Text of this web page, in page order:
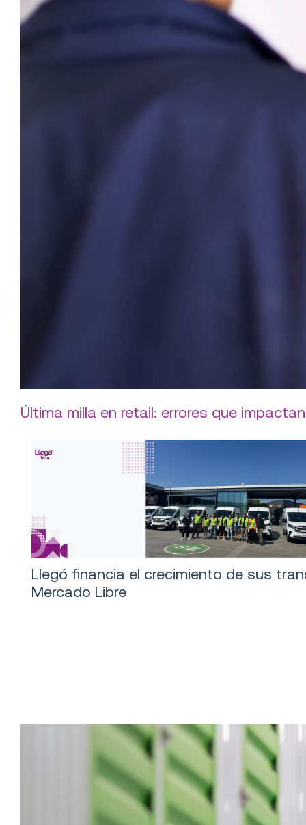
Última milla en retail: errores que
Llegó financia el crecimiento de sus
Mercado Libre